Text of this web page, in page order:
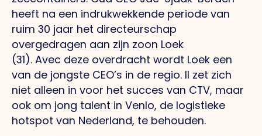
heeft na een indrukwekkende periode van
ruim 30 jaar het directeurschap
overgedragen aan zijn zoon Loek
(31). Avec deze overdracht wordt Loek een
van de jongste CEO’s in de regio. Il zet zich
niet alleen in voor het succes van CTV, maar
ook om jong talent in Venlo, de logistieke
hotspot van Nederland, te behouden.